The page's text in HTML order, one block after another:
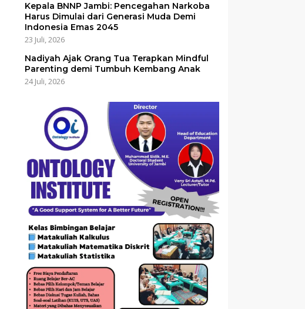
Kepala BNNP Jambi: Pencegahan Narkoba
Harus Dimulai dari Generasi Muda Demi
Indonesia Emas 2045
23 Juli, 2026
Nadiyah Ajak Orang Tua Terapkan Mindful
Parenting demi Tumbuh Kembang Anak
24 Juli, 2026